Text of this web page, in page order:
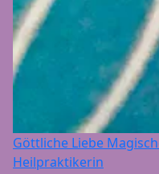
Göttliche Liebe
Heilpraktikerin